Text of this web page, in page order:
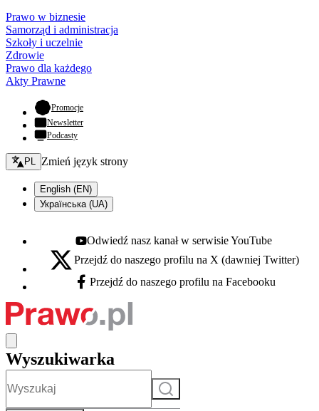
Prawo w biznesie
Samorząd i administracja
Szkoły i uczelnie
Zdrowie
Prawo dla każdego
Akty Prawne
Promocje- otwiera się w nowej karcie
Newsletter
Podcasty
Zmień język - bieżący:
PL Zmień język strony
English (EN)
Українська (UA)
Youtube - otwiera się w nowej karcie
Odwiedź nasz kanał w serwisie YouTube
X - otwiera się w nowej karcie
Przejdź do naszego profilu na X (dawniej Twitter)
Facebook - otwiera się w nowej karcie
Przejdź do naszego profilu na Facebooku
Wyszukiwarka
Szukaj